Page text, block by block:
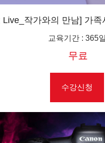
Live_작가와의 만남] 가족
교육기간: 365일
무료
수강신청